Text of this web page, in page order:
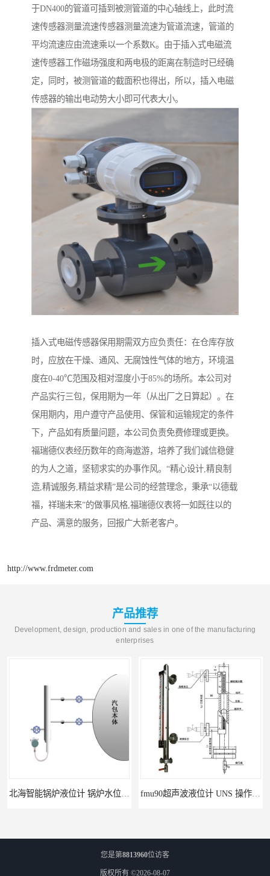
于DN400的管道可插到被测管道的中心轴线上，此时流
速传感器测量流速传感器测量流速为管道流速，管道的
平均流速应由流速乘以一个系数K。由于插入式电磁流
速传感器工作磁场强度和两电极的距离在制造时已经确
定，同时，被测管道的截面积也得出，所以，插入电磁
传感器的输出电动势大小即可代表大小。
插入式电磁传感器保用期需双方应负责任：在仓库存放
时，应放在干燥、通风、无腐蚀性气体的地方，环境温
度在0-40℃范围及相对湿度小于85%的场所。本公司对
产品实行三包，保用期为一年（从出厂之日算起）。在
保用期内，用户遵守产品使用、保管和运输规定的条件
下，产品如有质量问题，本公司负责免费修理或更换。
福瑞德仪表经历数年的商海遨游，培养了我们诚信稳健
的为人之道，坚韧求实的办事作风。“精心设计,精良制
造,精诚服务,精益求精”是公司的经营理念，秉承“以德载
福，祥瑞未来”的做事风格,福瑞德仪表将一如既往以的
产品、满意的服务，回报广大新老客户。
http://www.frdmeter.com
产品推荐
Development, design, production and sales in one of the manufacturing
enterprises
您是第8813960位访客
版权所有 ©2026-08-07